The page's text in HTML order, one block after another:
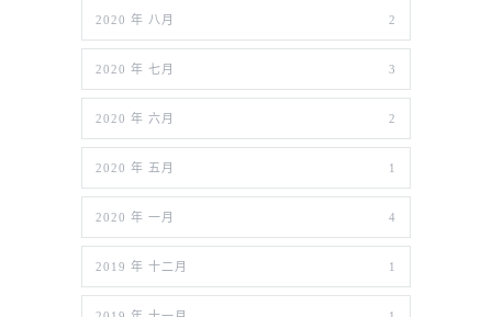
2020 年 八月 2
2020 年 七月 3
2020 年 六月 2
2020 年 五月 1
2020 年 一月 4
2019 年 十二月 1